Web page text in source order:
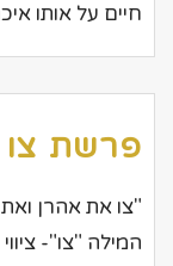
חיים על אותו
פרשת
"צו את אהרן
המילה "צו"-